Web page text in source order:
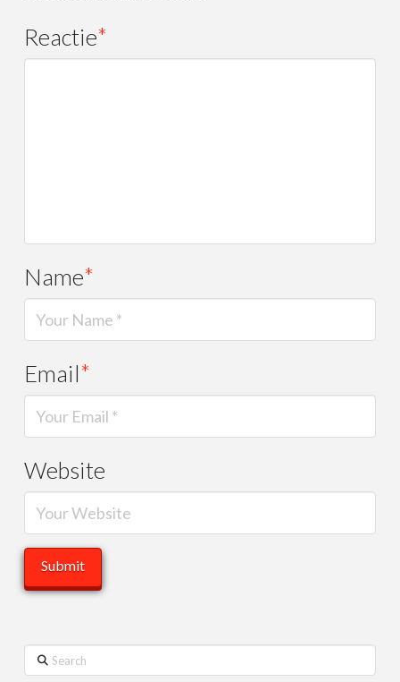
Reactie*
Name*
Email*
Website
Search